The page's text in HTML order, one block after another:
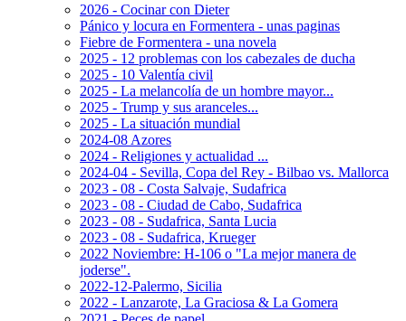
2026 - Cocinar con Dieter
Pánico y locura en Formentera - unas paginas
Fiebre de Formentera - una novela
2025 - 12 problemas con los cabezales de ducha
2025 - 10 Valentía civil
2025 - La melancolía de un hombre mayor...
2025 - Trump y sus aranceles...
2025 - La situación mundial
2024-08 Azores
2024 - Religiones y actualidad ...
2024-04 - Sevilla, Copa del Rey - Bilbao vs. Mallorca
2023 - 08 - Costa Salvaje, Sudafrica
2023 - 08 - Ciudad de Cabo, Sudafrica
2023 - 08 - Sudafrica, Santa Lucia
2023 - 08 - Sudafrica, Krueger
2022 Noviembre: H-106 o "La mejor manera de
joderse".
2022-12-Palermo, Sicilia
2022 - Lanzarote, La Graciosa & La Gomera